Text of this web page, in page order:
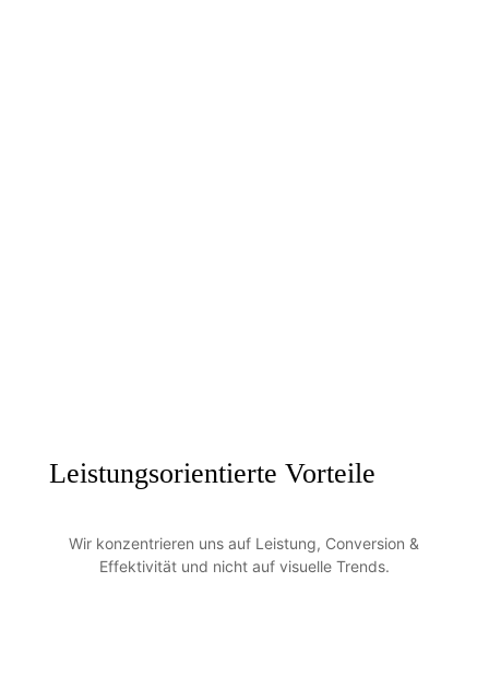
Leistungsorientierte Vorteile
Wir konzentrieren uns auf Leistung, Conversion &
Effektivität und nicht auf visuelle Trends.